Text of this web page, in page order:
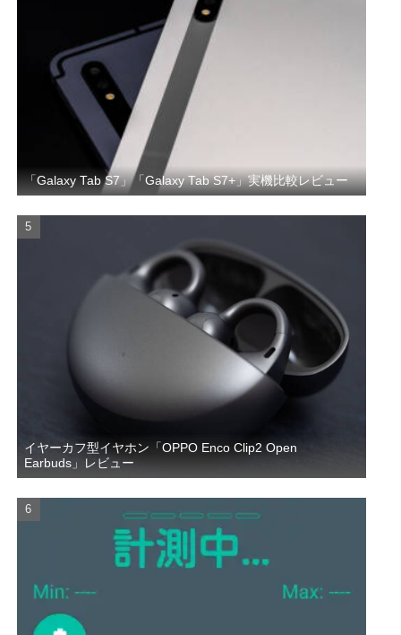
「Galaxy Tab S7」「Galaxy Tab S7+」実機比較レビュー
イヤーカフ型イヤホン「OPPO Enco Clip2 Open
Earbuds」レビュー